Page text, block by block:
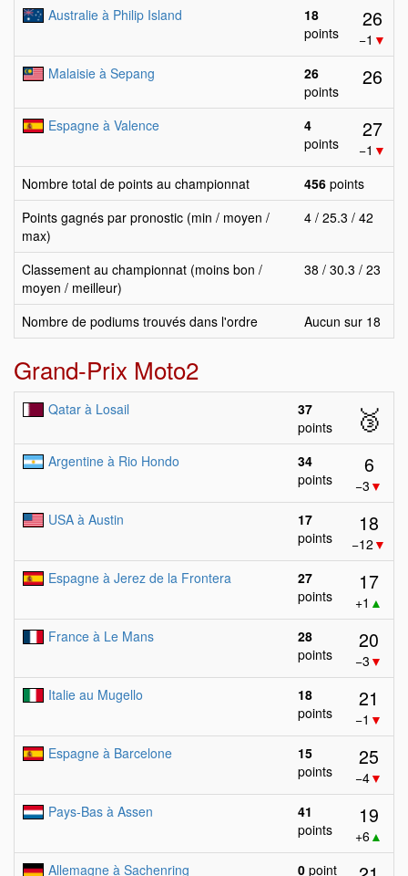
Australie à Philip Island
18
points
26
−1 ▼
Malaisie à Sepang
26
points
26
Espagne à Valence
4
points
27
−1 ▼
Nombre total de points au championnat
456 points
Points gagnés par pronostic (min / moyen /
max)
4 / 25.3 / 42
Classement au championnat (moins bon /
moyen / meilleur)
38 / 30.3 / 23
Nombre de podiums trouvés dans l'ordre Aucun sur 18
Grand-Prix Moto2
Qatar à Losail
37
points
🥉
Argentine à Rio Hondo
34
points
6
−3 ▼
USA à Austin
17
points
18
−12 ▼
Espagne à Jerez de la Frontera
27
points
17
+1 ▲
France à Le Mans
28
points
20
−3 ▼
Italie au Mugello
18
points
21
−1 ▼
Espagne à Barcelone
15
points
25
−4▼
Pays-Bas à Assen
41
points
19
+6▲
Allemagne à Sachenring
0 point